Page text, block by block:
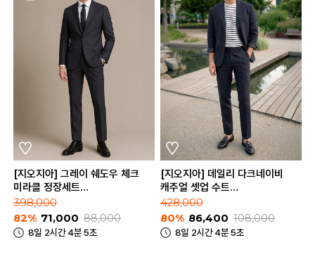
[지오지아] 그레이 쉐도우 체크
미라클 정장세트
(ABD1SB1202_ABD1SP1202_GR)
398,000
82% 71,000 88,000
8일 2시간 4분 5초
[지오지아] 데일리 다크네이비
캐주얼 셋업 수트
428,000
80% 86,400 108,000
8일 2시간 4분 5초